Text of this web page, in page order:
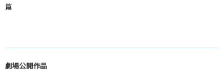
篇
劇場公開作品